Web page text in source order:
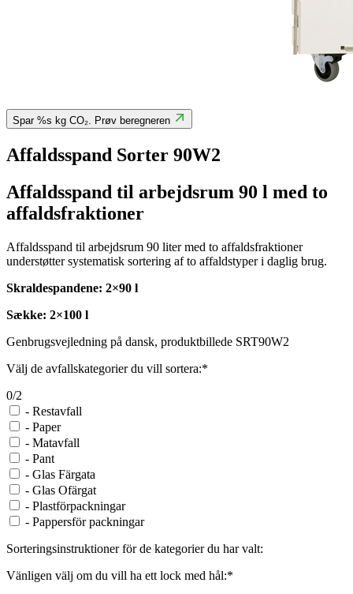
Spar %s kg CO₂. Prøv beregneren
Affaldsspand Sorter 90W2
Affaldsspand til arbejdsrum 90 l med to
affaldsfraktioner
Affaldsspand til arbejdsrum 90 liter med to affaldsfraktioner
understøtter systematisk sortering af to affaldstyper i daglig brug.
Skraldespandene: 2×90 l
Sække: 2×100 l
Genbrugsvejledning på dansk, produktbillede SRT90W2
Välj de avfallskategorier du vill sortera:*
0/2
- Restavfall
- Paper
- Matavfall
- Pant
- Glas Färgata
- Glas Ofärgat
- Plastförpackningar
- Pappersför packningar
Sorteringsinstruktioner för de kategorier du har valt:
Vänligen välj om du vill ha ett lock med hål:*